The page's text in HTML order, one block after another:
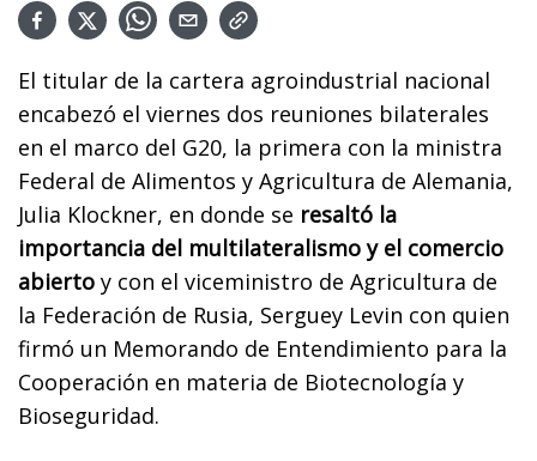
El titular de la cartera agroindustrial nacional
encabezó el viernes dos reuniones bilaterales
en el marco del G20, la primera con la ministra
Federal de Alimentos y Agricultura de Alemania,
Julia Klockner, en donde se resaltó la
importancia del multilateralismo y el comercio
abierto y con el viceministro de Agricultura de
la Federación de Rusia, Serguey Levin con quien
firmó un Memorando de Entendimiento para la
Cooperación en materia de Biotecnología y
Bioseguridad.